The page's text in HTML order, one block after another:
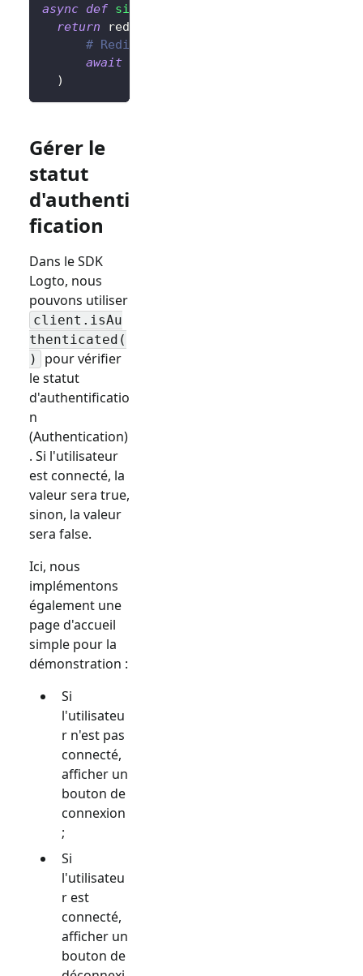
async def sign_out
return redirect
# Redirigez l'utilisateur vers la page
await
)
Gérer le
statut
d'authenti
fication
Dans le SDK
Logto, nous
pouvons utiliser
client.isAu
thenticated(
)
pour vérifier
le statut
d'authentificatio
n
(Authentication)
. Si l'utilisateur
est connecté, la
valeur sera true,
sinon, la valeur
sera false.
Ici, nous
implémentons
également une
page d'accueil
simple pour la
démonstration :
Si
l'utilisateu
r n'est pas
connecté,
afficher un
bouton de
connexion
;
Si
l'utilisateu
r est
connecté,
afficher un
bouton de